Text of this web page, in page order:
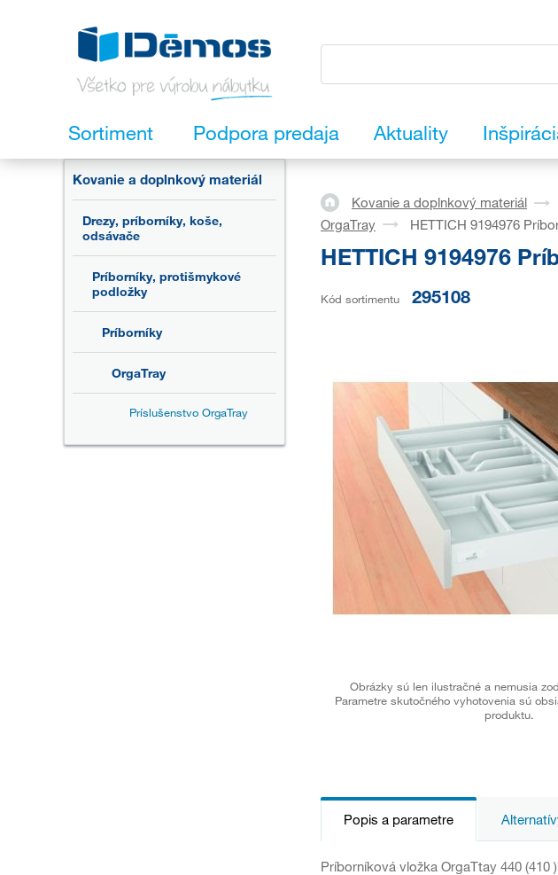
Sortiment Podpora predaja Aktuality
Kovanie a doplnkový materiál
Drezy, príborníky, koše,
odsávače
Príborníky, protišmykové
podložky
Príborníky
OrgaTray
Príslušenstvo OrgaTray
Kovanie a doplnkový materiál
OrgaTray
HETTICH 9194976
HETTICH 9194976
Kód sortimentu 295108
Obrázky sú len ilustračné a nemusia
Parametre skutočného vyhotovenia sú
produktu.
Popis a parametre
Príborníková vložka OrgaTtay 440